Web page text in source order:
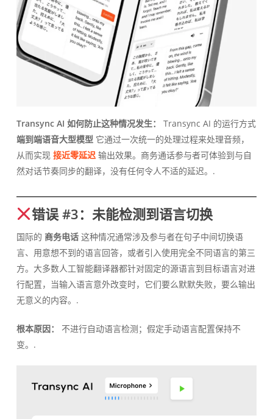
Transync AI 如何防止这种情况发生：
Transync AI 的运行方式
端到端语音大型模型它通过一次统一的处理过程来处理音频，
从而实现 接近零延迟输出效果。商务通话参与者可体验到与自
然对话节奏同步的翻译，没有任何令人不适的延迟。.
错误 #3：未能检测到语言切换
国际的 商务电话这种情况通常涉及参与者在句子中间切换语
言、用意想不到的语言回答，或者引入使用完全不同语言的第三
方。大多数人工智能翻译器都针对固定的源语言到目标语言对进
行配置，当输入语言意外改变时，它们要么默默失败，要么输出
无意义的内容。.
根本原因：
不进行自动语言检测；假定手动语言配置保持不
变。.